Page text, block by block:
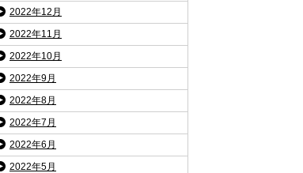
2022年12月
2022年11月
2022年10月
2022年9月
2022年8月
2022年7月
2022年6月
2022年5月